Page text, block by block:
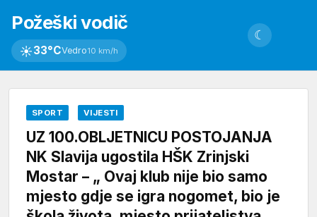
Požeški vodič
☀33°CVedro10 km/h
☾
SPORT VIJESTI
UZ 100.OBLJETNICU POSTOJANJA
NK Slavija ugostila HŠK Zrinjski
Mostar – „ Ovaj klub nije bio samo
mjesto gdje se igra nogomet, bio je